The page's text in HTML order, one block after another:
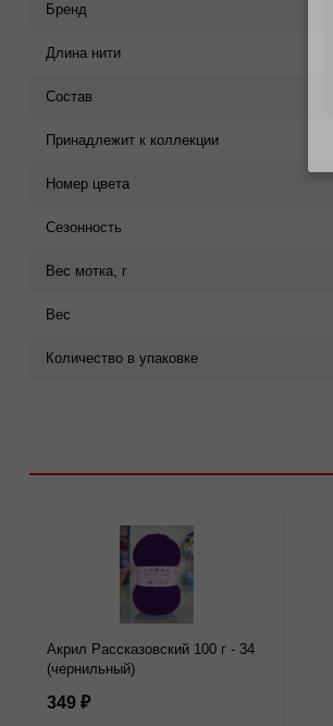
Бренд
Длина нити
Состав
Принадлежит к коллекции
Номер цвета
Сезонность
Вес мотка, г
Вес
Количество в упаковке
Акрил Рассказовский 100 г - 34
(чернильный)
349 ₽